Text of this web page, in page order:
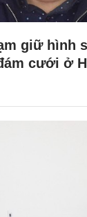
giữ hình
cưới ở